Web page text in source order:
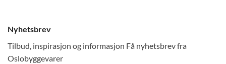
Nyhetsbrev
Tilbud, inspirasjon og informasjon Få nyhetsbrev fra
Oslobyggevarer